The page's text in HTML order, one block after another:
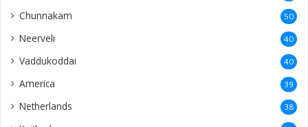
Chunnakam 50
Neerveli 40
Vaddukoddai 40
America 39
Netherlands 38